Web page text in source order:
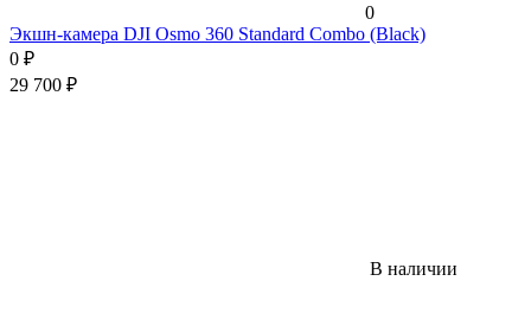
0
Экшн-камера DJI Osmo 360 Standard Combo (Black)
0 ₽
29 700 ₽
В наличии